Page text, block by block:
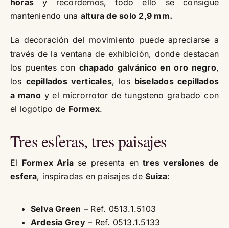
manteniendo una altura de solo 2,9 mm.
La decoración del movimiento puede apreciarse a
través de la ventana de exhibición, donde destacan
los puentes con chapado galvánico en oro negro,
los cepillados verticales, los biselados cepillados
a manoy el microrrotor de tungsteno grabado con
el logotipo de Formex.
Tres esferas, tres paisajes
El Formex Aria se presenta entres versiones de
esfera, inspiradas en paisajes deSuiza:
Selva Green – Ref. 0513.1.5103
Ardesia Grey– Ref. 0513.1.5133